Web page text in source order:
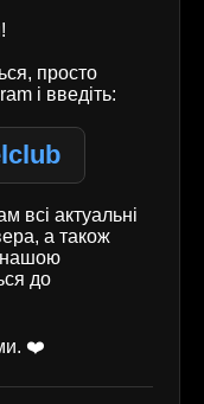
просто
і введіть:
всі актуальні
а також
нашою
до
❤️